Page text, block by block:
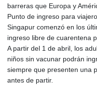
barreras que Europa y
Punto de ingreso para
Singapur comenzó en los
ingreso libre de cuarentena
A partir del 1 de abril, los
niños sin vacunar podrán
siempre que presenten una
antes de partir.